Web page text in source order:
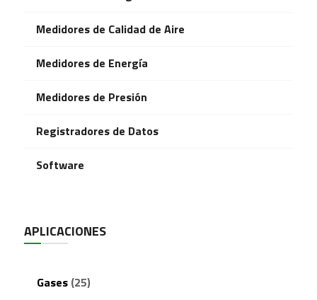
Medidores de Calidad de Aire
Medidores de Energía
Medidores de Presión
Registradores de Datos
Software
APLICACIONES
Gases(25)